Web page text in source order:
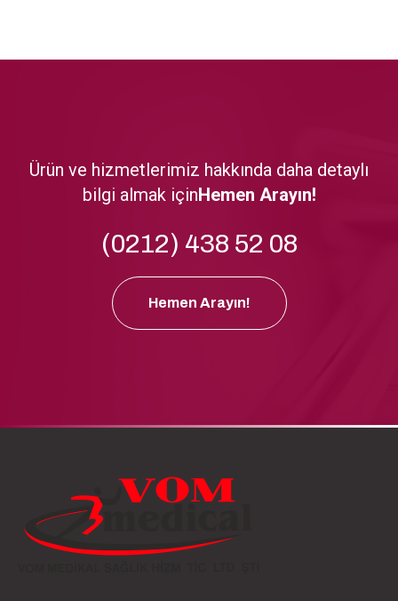
Ürün ve hizmetlerimiz hakkında daha detaylı
bilgi almak içinHemen Arayın!
(0212) 438 52 08
Hemen Arayın!